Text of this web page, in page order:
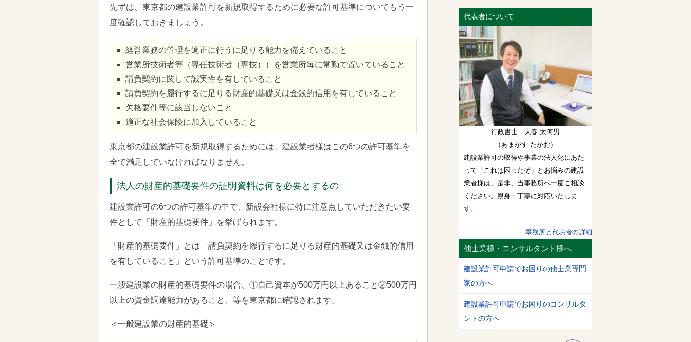
先ずは、東京都の建設業許可を新規取得するために必要な許可基準についてもう一
度確認しておきましょう。
経営業務の管理を適正に行うに足りる能力を備えていること
営業所技術者等（専任技術者（専技））を営業所毎に常勤で置いていること
請負契約に関して誠実性を有していること
請負契約を履行するに足りる財産的基礎又は金銭的信用を有していること
欠格要件等に該当しないこと
適正な社会保険に加入していること
東京都の建設業許可を新規取得するためには、建設業者様はこの6つの許可基準を
全て満足していなければなりません。
法人の財産的基礎要件の証明資料は何を必要とするの
建設業許可の6つの許可基準の中で、新設会社様に特に注意点していただきたい要
件として「財産的基礎要件」を挙げられます。
「財産的基礎要件」とは「請負契約を履行するに足りる財産的基礎又は金銭的信用
を有していること」という許可基準のことです。
一般建設業の財産的基礎要件の場合、①自己資本が500万円以上あること②500万円
以上の資金調達能力があること、等を東京都に確認されます。
＜一般建設業の財産的基礎＞
代表者について
行政書士 天春 太何男
（あまがす たかお）
建設業許可の取得や事業の法人化にあた
って「これは困ったぞ」とお悩みの建設
業者様は、是非、当事務所へ一度ご相談
ください。親身・丁寧に対応いたしま
す。
事務所と代表者の詳細
他士業様・コンサルタント様へ
建設業許可申請でお困りの他士業専門
家の方へ
建設業許可申請でお困りのコンサルタ
ントの方へ